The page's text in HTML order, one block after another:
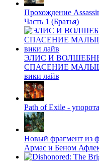
Прохождение
Часть 1 (Братья)
ЭЛИС И
СПАСЕНИЕ
вики лайв
Path of Exile -
Новый фрагмент из
Армас и Беном